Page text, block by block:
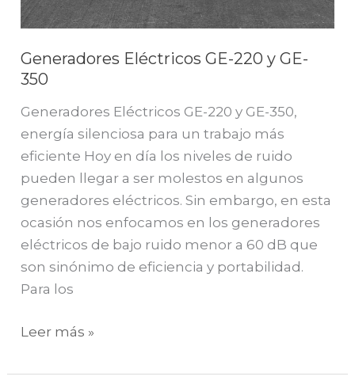
Generadores Eléctricos GE-220 y GE-
350
Generadores Eléctricos GE-220 y GE-350,
energía silenciosa para un trabajo más
eficiente Hoy en día los niveles de ruido
pueden llegar a ser molestos en algunos
generadores eléctricos. Sin embargo, en esta
ocasión nos enfocamos en los generadores
eléctricos de bajo ruido menor a 60 dB que
son sinónimo de eficiencia y portabilidad.
Para los
Leer más »